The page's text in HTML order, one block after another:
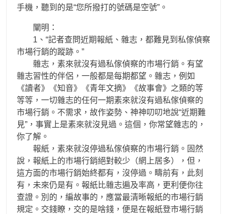
手機，聽到的是“您所撥打的號碼是空號”。
闡明：
1、“記者查問近期報紙、雜志，都難見到私傢偵察
市場行銷的蹤跡。”
雜志，素來就沒有過私傢偵察的市場行銷。有望
雜志習性的伴侶，一般都是每期都望。雜志，例如
《讀者》《知音》《青年文摘》《故事會》之類的等
等等，一切雜志的任何一期素來就沒有過私傢偵察的
市場行銷。不需求，故作姿勢、神神叨叨地說“近期難
見”，事實上是素來就沒見過。這個，你常望雜志的，
你了解。
報紙，素來就沒停過私傢偵察的市場行銷。固然
說，報紙上的市場行銷絕對較少（網上居多），但，
這方面的市場行銷始終都有，沒停過。疇前有，此刻
有，未來仍是有。報紙比雜志遍及率高，更利便你往
查證。別的，編故事的，應當最清晰報紙的市場行銷
規定。交錢瞭，交的是啥錢，便是在報紙登市場行銷